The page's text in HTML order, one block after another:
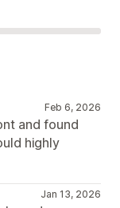
Feb 6, 2026
and found
highly
Jan 13, 2026